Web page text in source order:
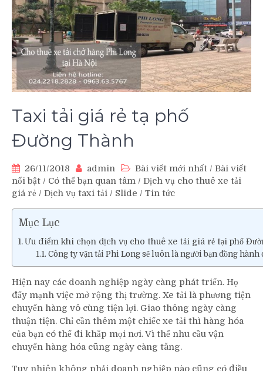
Taxi tải giá rẻ tạ phố
Đường Thành
26/11/2018 admin Bài viết mới nhất / Bài viết
nổi bật / Có thể bạn quan tâm / Dịch vụ cho thuê xe tải
giá rẻ / Dịch vụ taxi tải / Slide / Tin tức
Mục Lục
Ưu điểm khi chọn dịch vụ cho thuê xe tải giá rẻ tại phố
Công ty vận tải Phi Long sẽ luôn là người bạn đồng
Hiện nay các doanh nghiệp ngày càng phát triển. Họ
đẩy mạnh việc mở rộng thị trường. Xe tải là phương tiện
chuyển hàng vô cùng tiện lợi. Giao thông ngày càng
thuận tiện. Chỉ cần thêm một chiếc xe tải thì hàng hóa
của bạn có thể đi khắp mọi nơi. Vì thế nhu cầu vận
chuyển hàng hóa cũng ngày càng tăng.
Tuy nhiên không phải doanh nghiệp nào cũng có điều